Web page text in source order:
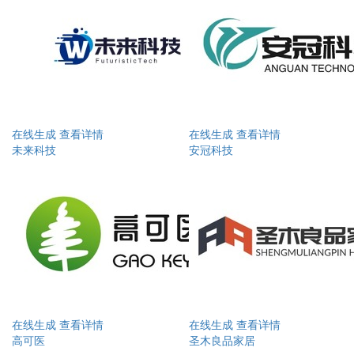
在线生成 查看详情
未来科技
在线生成 查看详情
安冠科技
在线生成 查看详情
高可医
在线生成 查看详情
圣木良品家居